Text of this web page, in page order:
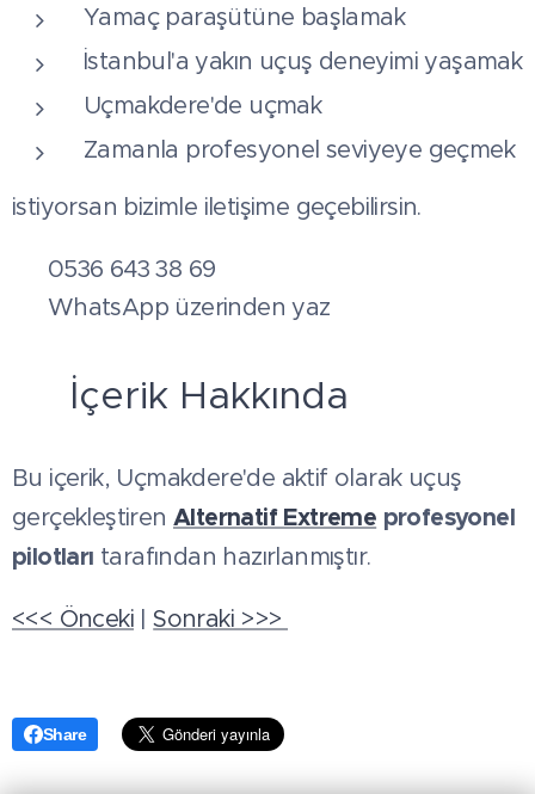
Yamaç paraşütüne başlamak
İstanbul'a yakın uçuş deneyimi yaşamak
Uçmakdere'de uçmak
Zamanla profesyonel seviyeye geçmek
istiyorsan bizimle iletişime geçebilirsin.
📞 0536 643 38 69
💬 WhatsApp üzerinden yaz
✍️ İçerik Hakkında
Bu içerik, Uçmakdere'de aktif olarak uçuş
gerçekleştiren Alternatif Extreme profesyonel
pilotları tarafından hazırlanmıştır.
<<< Önceki |Sonraki >>>
Share